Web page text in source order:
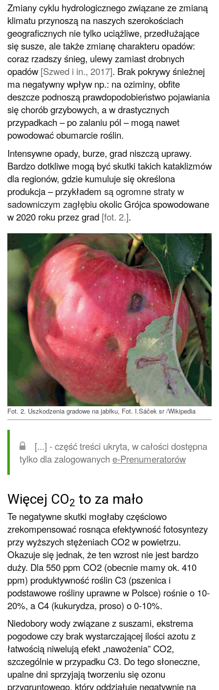
Zmiany cyklu hydrologicznego związane ze zmianą
klimatu przynoszą na naszych szerokościach
geograficznych nie tylko uciążliwe, przedłużające
się susze, ale także zmianę charakteru opadów:
coraz rzadszy śnieg, ulewy zamiast drobnych
opadów [Szwed i in., 2017]. Brak pokrywy śnieżnej
ma negatywny wpływ np.: na oziminy, obfite
deszcze podnoszą prawdopodobieństwo pojawiania
się chorób grzybowych, a w drastycznych
przypadkach – po zalaniu pól – mogą nawet
powodować obumarcie roślin.
Intensywne opady, burze, grad niszczą uprawy.
Bardzo dotkliwe mogą być skutki takich kataklizmów
dla regionów, gdzie kumuluje się określona
produkcja – przykładem są ogromne straty w
sadowniczym zagłębiu okolic Grójca spowodowane
w 2020 roku przez grad [fot. 2.].
Fot. 2. Uszkodzenia gradowe na jabłku, Fot. I.Sáček sr /Wikipedia
[...] - część treści ukryta, w całości dostępna
tylko dla zalogowanych e-Prenumeratorów
Więcej CO2 to za mało
Te negatywne skutki mogłaby częściowo
zrekompensować rosnąca efektywność fotosyntezy
przy wyższych stężeniach CO2 w powietrzu.
Okazuje się jednak, że ten wzrost nie jest bardzo
duży. Dla 550 ppm CO2 (obecnie mamy ok. 410
ppm) produktywność roślin C3 (pszenica i
podstawowe rośliny uprawne w Polsce) rośnie o 10-
20%, a C4 (kukurydza, proso) o 0-10%.
Niedobory wody związane z suszami, ekstrema
pogodowe czy brak wystarczającej ilości azotu z
łatwością niwelują efekt „nawożenia” CO2,
szczególnie w przypadku C3. Do tego słoneczne,
upalne dni sprzyjają tworzeniu się ozonu
przygruntowego, który oddziałuje negatywnie na